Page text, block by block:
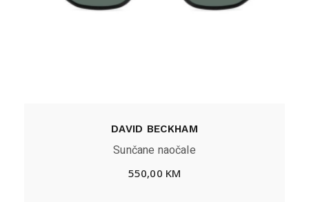
DAVID BECKHAM
Sunčane naočale
550,00 KM